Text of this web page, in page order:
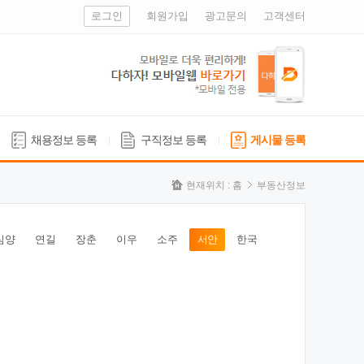
로그인 회원가입 광고문의 고객센터
채용정보 등록 구직정보 등록 게시물 등록
현재위치 : 홈 부동산정보
양 연길 장춘 이우 소주 서안 한국